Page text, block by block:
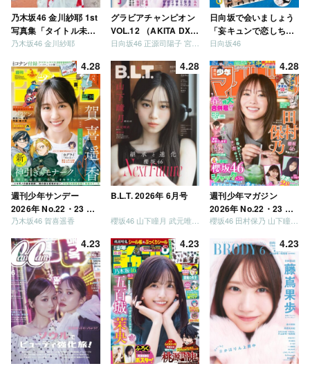
乃木坂46 金川紗耶 1st
写真集「タイトル未
定」
乃木坂46 金川紗耶
グラビアチャンピオン
VOL.12 （AKITA DXシ
リーズ）
日向坂46 正源司陽子 宮地すみれ
日向坂で会いましょう
「妄キュンで恋しちゃ
いましょう」「どっち
う」「ご褒美でロケし
ましょう」「フレンド
リーになりましょう」
「笑って卒業を祝いま
しょう」 [Blu-ray]
日向坂46
4.28
週刊少年サンデー
2026年 No.22・23 合
併号
乃木坂46 賀喜遥香
4.28
B.L.T. 2026年 6月号
櫻坂46 山下瞳月 武元唯衣 / 乃木坂46 海邉朱莉
4.28
週刊少年マガジン
2026年 No.22・23 合
併号
櫻坂46 田村保乃 山下瞳月 山川宇衣
4.23 4.23 4.23